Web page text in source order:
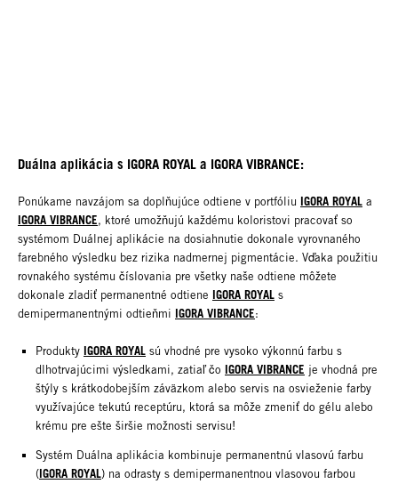
Duálna aplikácia s IGORA ROYAL a IGORA VIBRANCE:
Ponúkame navzájom sa doplňujúce odtiene v portfóliu IGORA ROYAL a
IGORA VIBRANCE, ktoré umožňujú každému koloristovi pracovať so
systémom Duálnej aplikácie na dosiahnutie dokonale vyrovnaného
farebného výsledku bez rizika nadmernej pigmentácie. Vďaka použitiu
rovnakého systému číslovania pre všetky naše odtiene môžete
dokonale zladiť permanentné odtiene IGORA ROYAL s
demipermanentnými odtieňmi IGORA VIBRANCE:
Produkty IGORA ROYAL sú vhodné pre vysoko výkonnú farbu s
dlhotrvajúcimi výsledkami, zatiaľ čo IGORA VIBRANCE je vhodná pre
štýly s krátkodobejším záväzkom alebo servis na osvieženie farby
využívajúce tekutú receptúru, ktorá sa môže zmeniť do gélu alebo
krému pre ešte širšie možnosti servisu!
Systém Duálna aplikácia kombinuje permanentnú vlasovú farbu
(IGORA ROYAL) na odrasty s demipermanentnou vlasovou farbou